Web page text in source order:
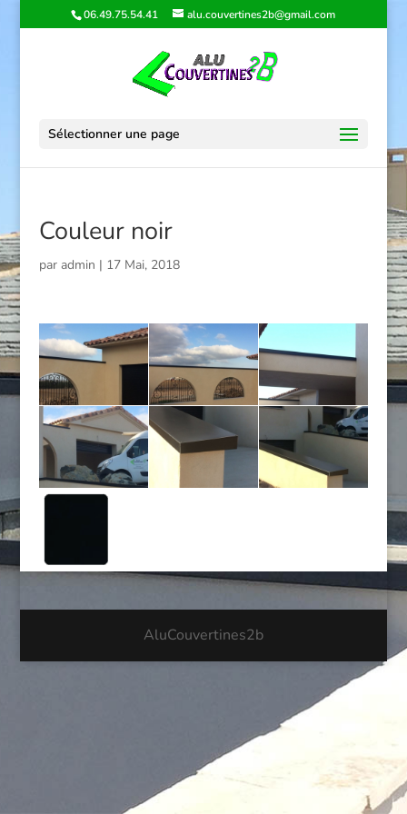
06.49.75.54.41 alu.couvertines2b@gmail.com
Sélectionner une page
Couleur noir
par admin | 17 Mai, 2018
AluCouvertines2b